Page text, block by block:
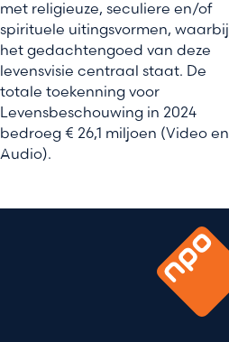
met religieuze, seculiere en/of
spirituele uitingsvormen, waarbij
het gedachtengoed van deze
levensvisie centraal staat. De
totale toekenning voor
Levensbeschouwing in 2024
bedroeg € 26,1 miljoen (Video en
Audio).